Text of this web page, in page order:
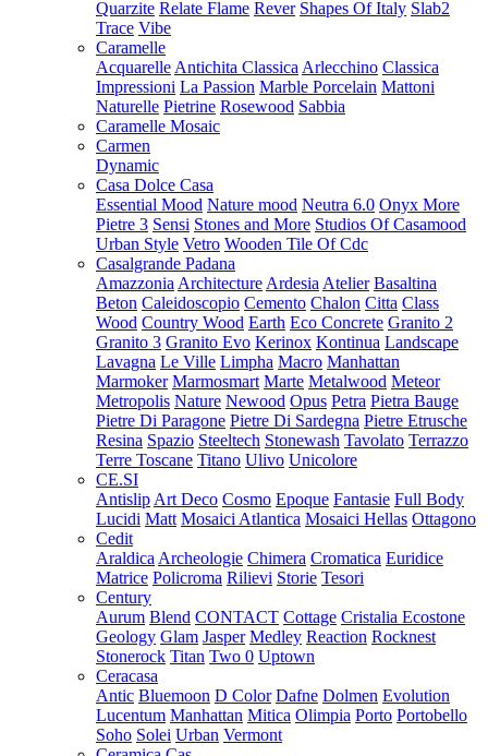
Quarzite Relate Flame Rever Shapes Of Italy Slab2
Trace Vibe
Caramelle
Acquarelle Antichita Classica Arlecchino Classica
Impressioni La Passion Marble Porcelain Mattoni
Naturelle Pietrine Rosewood Sabbia
Caramelle Mosaic
Carmen
Dynamic
Casa Dolce Casa
Essential Mood Nature mood Neutra 6.0 Onyx More
Pietre 3 Sensi Stones and More Studios Of Casamood
Urban Style Vetro Wooden Tile Of Cdc
Casalgrande Padana
Amazzonia Architecture Ardesia Atelier Basaltina
Beton Caleidoscopio Cemento Chalon Citta Class
Wood Country Wood Earth Eco Concrete Granito 2
Granito 3 Granito Evo Kerinox Kontinua Landscape
Lavagna Le Ville Limpha Macro Manhattan
Marmoker Marmosmart Marte Metalwood Meteor
Metropolis Nature Newood Opus Petra Pietra Bauge
Pietre Di Paragone Pietre Di Sardegna Pietre Etrusche
Resina Spazio Steeltech Stonewash Tavolato Terrazzo
Terre Toscane Titano Ulivo Unicolore
CE.SI
Antislip Art Deco Cosmo Epoque Fantasie Full Body
Lucidi Matt Mosaici Atlantica Mosaici Hellas Ottagono
Cedit
Araldica Archeologie Chimera Cromatica Euridice
Matrice Policroma Rilievi Storie Tesori
Century
Aurum Blend CONTACT Cottage Cristalia Ecostone
Geology Glam Jasper Medley Reaction Rocknest
Stonerock Titan Two 0 Uptown
Ceracasa
Antic Bluemoon D Color Dafne Dolmen Evolution
Lucentum Manhattan Mitica Olimpia Porto Portobello
Soho Solei Urban Vermont